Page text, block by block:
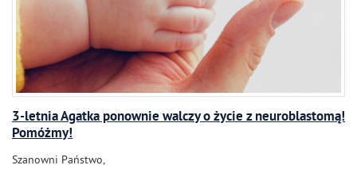
3-letnia Agatka ponownie walczy o życie z neuroblastomą!
Pomóżmy!
Szanowni Państwo,